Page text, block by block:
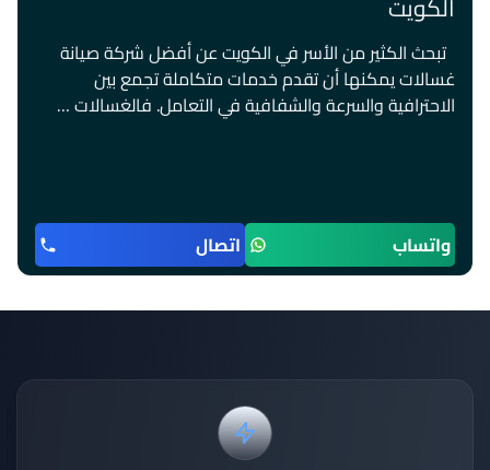
تبحث الكثير من الأسر في الكويت عن أفضل شركة صيانة
غسالات يمكنها أن تقدم خدمات متكاملة تجمع بين
الاحترافية والسرعة والشفافية في التعامل. فالغسالات …
واتساب اتصال